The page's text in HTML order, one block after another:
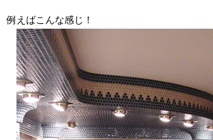
例えばこんな感じ！